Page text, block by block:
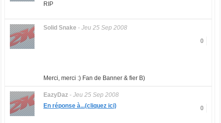
RIP
Solid Snake - Jeu 25 Sep 2008
0
Merci, merci :) Fan de Banner & fier B)
EazyDaz- Jeu 25 Sep 2008
0
En réponse à...(cliquez ici)